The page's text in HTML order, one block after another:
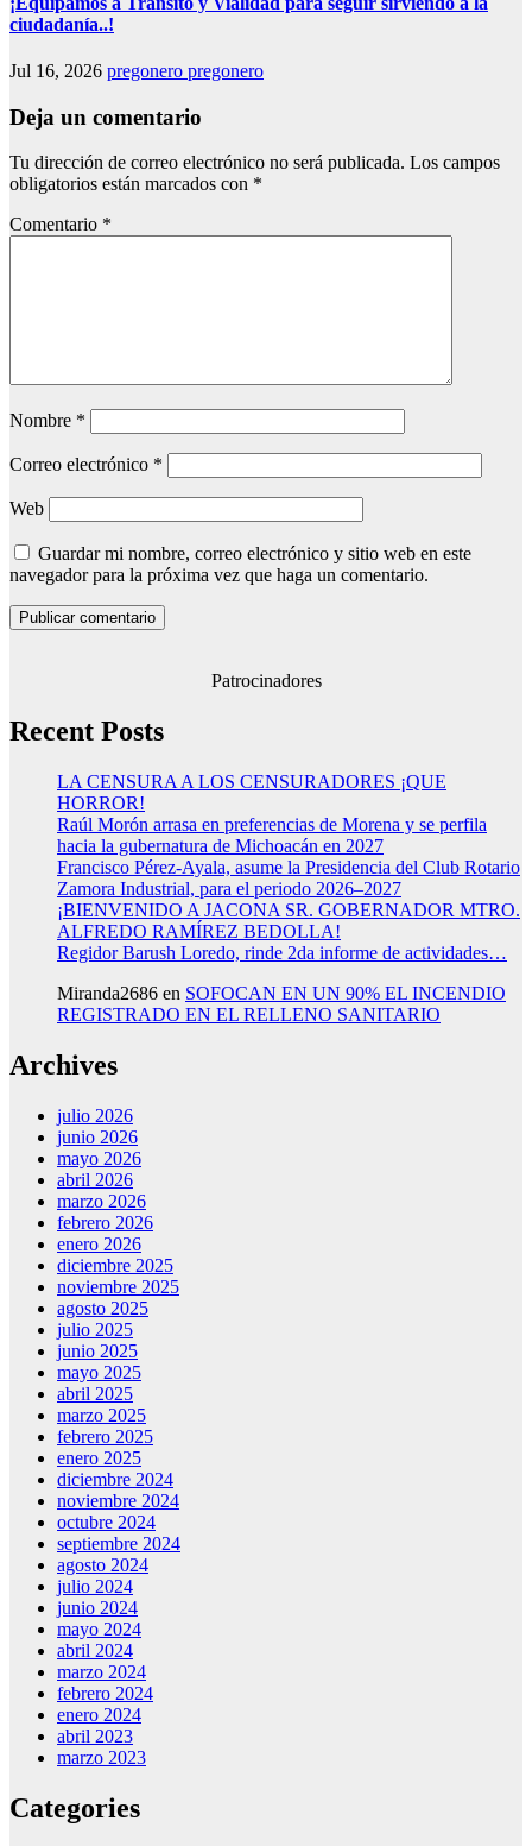
ciudadanía..!
Jul 16, 2026 pregonero pregonero
Deja un comentario
Tu dirección de correo electrónico no será publicada. Los campos
obligatorios están marcados con *
Comentario *
Nombre *
Correo electrónico *
Web
Guardar mi nombre, correo electrónico y sitio web en este
navegador para la próxima vez que haga un comentario.
Patrocinadores
Recent Posts
LA CENSURA A LOS CENSURADORES ¡QUE
HORROR!
Raúl Morón arrasa en preferencias de Morena y se perfila
hacia la gubernatura de Michoacán en 2027
Francisco Pérez-Ayala, asume la Presidencia del Club Rotario
Zamora Industrial, para el periodo 2026–2027
¡BIENVENIDO A JACONA SR. GOBERNADOR MTRO.
ALFREDO RAMÍREZ BEDOLLA!
Regidor Barush Loredo, rinde 2da informe de actividades…
Miranda2686 en SOFOCAN EN UN 90% EL INCENDIO
REGISTRADO EN EL RELLENO SANITARIO
Archives
julio 2026
junio 2026
mayo 2026
abril 2026
marzo 2026
febrero 2026
enero 2026
diciembre 2025
noviembre 2025
agosto 2025
julio 2025
junio 2025
mayo 2025
abril 2025
marzo 2025
febrero 2025
enero 2025
diciembre 2024
noviembre 2024
octubre 2024
septiembre 2024
agosto 2024
julio 2024
junio 2024
mayo 2024
abril 2024
marzo 2024
febrero 2024
enero 2024
abril 2023
marzo 2023
Categories